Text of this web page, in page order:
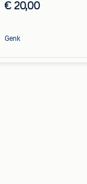
€ 20,00
Genk